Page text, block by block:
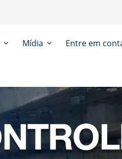
Mídia Entre em